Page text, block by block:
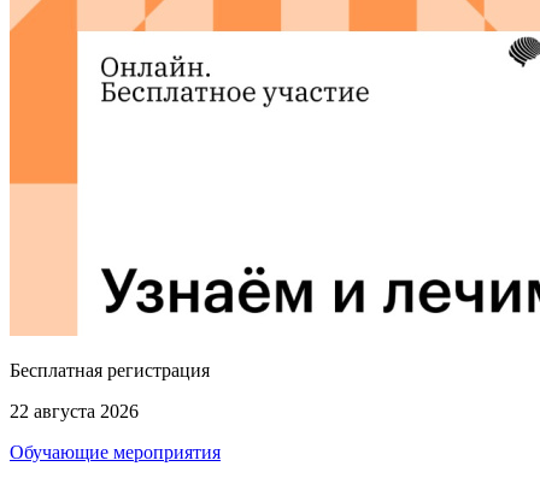
Бесплатная регистрация
22 августа 2026
Обучающие мероприятия